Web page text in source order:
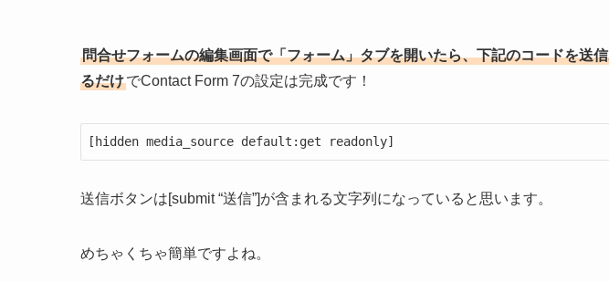
問合せフォームの編集画面で「フォーム」タブを開いたら、下記のコードを送
るだけでContact Form 7の設定は完成です！
[hidden media_source default:get readonly]
送信ボタンは[submit “送信”]が含まれる文字列になっていると思います。
めちゃくちゃ簡単ですよね。